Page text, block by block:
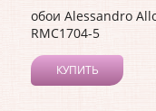
обои Alessandro
RMC1704-5
КУПИТЬ